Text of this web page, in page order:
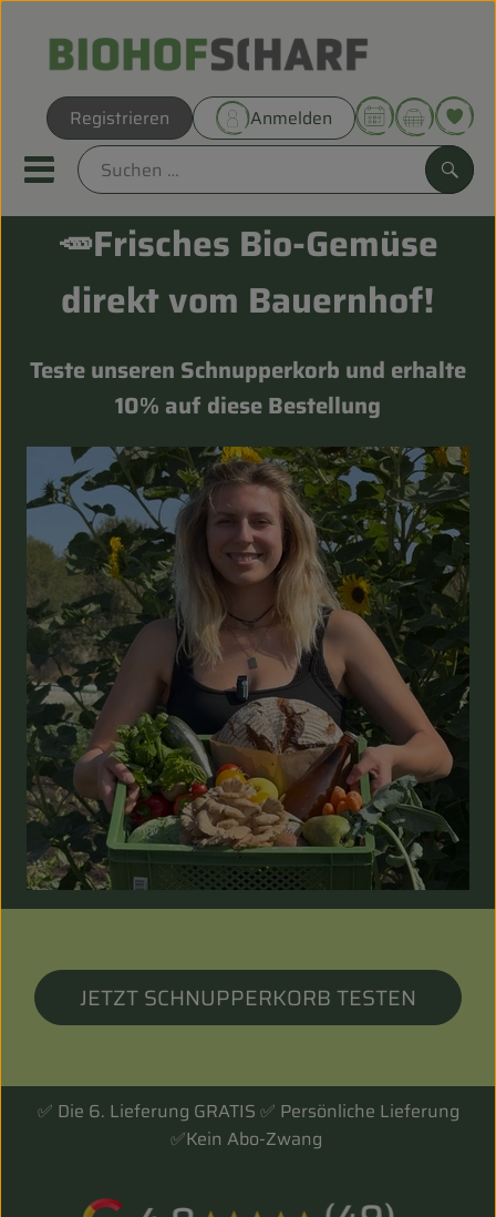
Registrieren Anmelden
Mobiles Menu öffnen oder
Direkt vom Hof
Biokörbe
THEMENWELTEN
ANGEBOT
Entspannt durch die FERIEN
Obst & Gemüse
Kühltheke
Backwaren
Vorratskammer
Getränke
Kosmetik
Haus & Garten
Biokorb so geht`s
Firmenkunden
🥕Frisches Bio-Gemüse
direkt vom Bauernhof!
Teste unseren Schnupperkorb und erhalte
10% auf diese Bestellung
JETZT SCHNUPPERKORB TESTEN
✅ Die 6. Lieferung GRATIS ✅ Persönliche Lieferung
✅Kein Abo-Zwang